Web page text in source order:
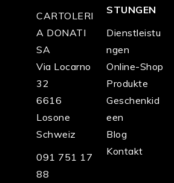
CARTOLERI
A DONATI
SA
Via Locarno
32
6616
Losone
Schweiz
091 751 17
88
STUNGEN
Dienstleistu
ngen
Online-Shop
Produkte
Geschenkid
een
Blog
Kontakt